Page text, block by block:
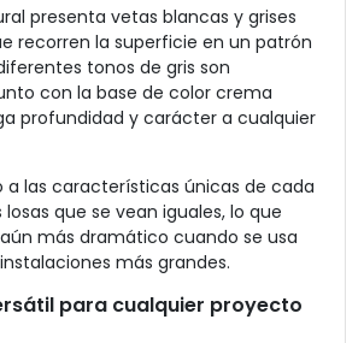
presenta vetas blancas y grises
recorren la superficie en un patrón
tonos de gris son
con la base de color crema
profundidad y carácter a cualquier
a las características únicas de cada
losas que se vean iguales, lo que
más dramático cuando se usa
más grandes.
para cualquier proyecto